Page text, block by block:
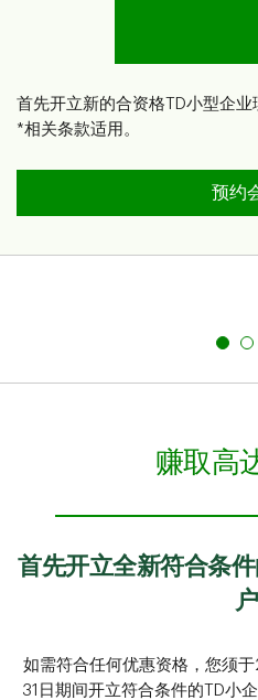
首先开立新的合资格TD小型企业
*相关条款适用。
预约
赚取高
首先开立全新符合条
户
如需符合任何优惠资格，您须
31日期间开立符合条件的TD小